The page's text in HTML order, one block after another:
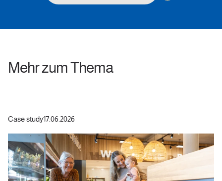
Mehr zum Thema
Case study17.06.2026